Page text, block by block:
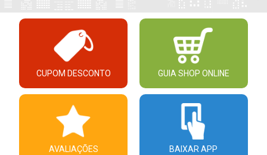
CUPOM DESCONTO GUIA SHOP ONLINE
AVALIAÇÕES BAIXAR APP